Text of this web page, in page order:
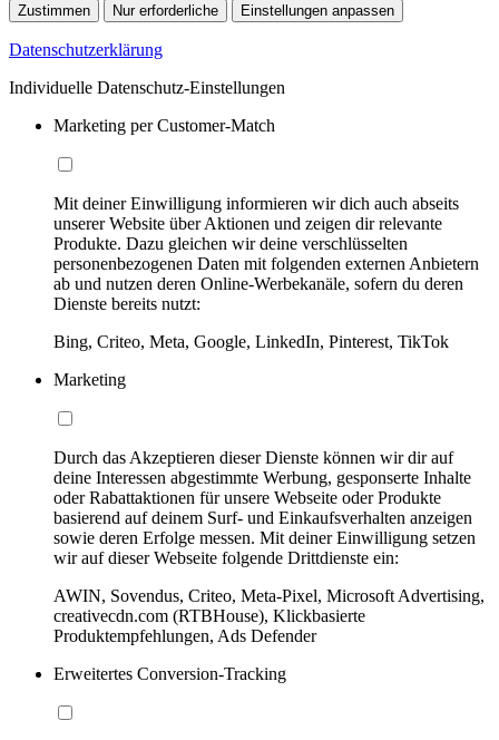
Zustimmen Nur erforderliche Einstellungen anpassen
Datenschutzerklärung
Individuelle Datenschutz-Einstellungen
Marketing per Customer-Match
Mit deiner Einwilligung informieren wir dich auch abseits
unserer Website über Aktionen und zeigen dir relevante
Produkte. Dazu gleichen wir deine verschlüsselten
personenbezogenen Daten mit folgenden externen Anbietern
ab und nutzen deren Online-Werbekanäle, sofern du deren
Dienste bereits nutzt:
Bing, Criteo, Meta, Google, LinkedIn, Pinterest, TikTok
Marketing
Durch das Akzeptieren dieser Dienste können wir dir auf
deine Interessen abgestimmte Werbung, gesponserte Inhalte
oder Rabattaktionen für unsere Webseite oder Produkte
basierend auf deinem Surf- und Einkaufsverhalten anzeigen
sowie deren Erfolge messen. Mit deiner Einwilligung setzen
wir auf dieser Webseite folgende Drittdienste ein:
AWIN, Sovendus, Criteo, Meta-Pixel, Microsoft Advertising,
creativecdn.com (RTBHouse), Klickbasierte
Produktempfehlungen, Ads Defender
Erweitertes Conversion-Tracking